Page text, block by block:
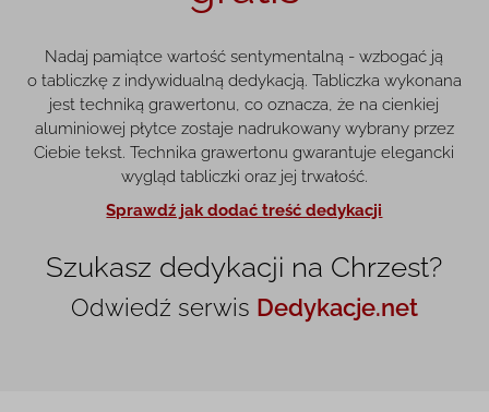
Nadaj pamiątce wartość sentymentalną - wzbogać ją
o tabliczkę z indywidualną dedykacją. Tabliczka wykonana
jest techniką grawertonu, co oznacza, że na cienkiej
aluminiowej płytce zostaje nadrukowany wybrany przez
Ciebie tekst. Technika grawertonu gwarantuje elegancki
wygląd tabliczki oraz jej trwałość.
Sprawdź jak dodać treść dedykacji
Szukasz dedykacji na Chrzest?
Odwiedź serwis Dedykacje.net